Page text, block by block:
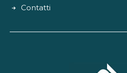
Contatti